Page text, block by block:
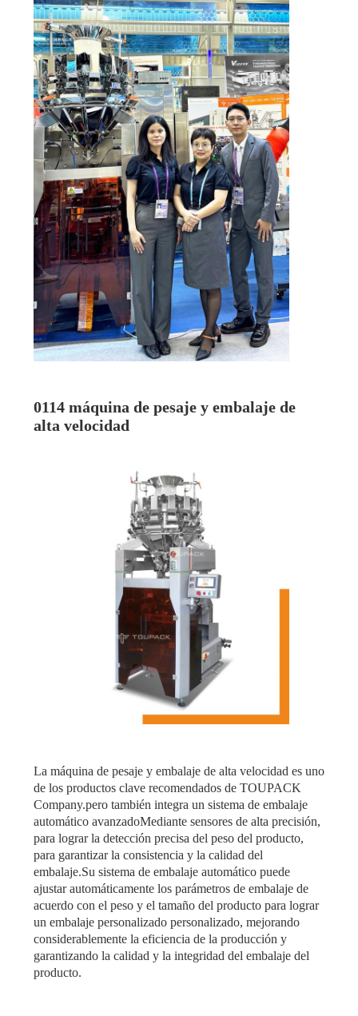
0114 máquina de pesaje y embalaje de
alta velocidad
La máquina de pesaje y embalaje de alta velocidad es uno
de los productos clave recomendados de TOUPACK
Company.pero también integra un sistema de embalaje
automático avanzadoMediante sensores de alta precisión,
para lograr la detección precisa del peso del producto,
para garantizar la consistencia y la calidad del
embalaje.Su sistema de embalaje automático puede
ajustar automáticamente los parámetros de embalaje de
acuerdo con el peso y el tamaño del producto para lograr
un embalaje personalizado personalizado, mejorando
considerablemente la eficiencia de la producción y
garantizando la calidad y la integridad del embalaje del
producto.